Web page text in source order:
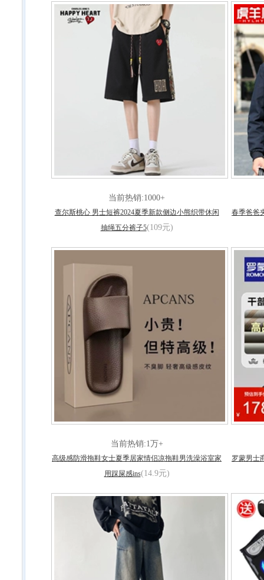
当前热销:1000+
查尔斯桃心 男士短裤2024夏季新款侧边小熊织带休闲
抽绳五分裤子5(109元)
春季爸爸
当前热销:1万+
高级感防滑拖鞋女士夏季居家情侣凉拖鞋男洗澡浴室家
用踩屎感ins(14.9元)
罗蒙男士